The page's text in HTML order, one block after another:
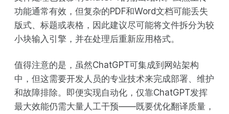
功能通常有效，但复杂的PDF和Word文档可能丢失
版式、标题或表格，因此建议尽可能将文件拆分为较
小块输入引擎，并在处理后重新应用格式。
值得注意的是，虽然ChatGPT可集成到网站架构
中，但这需要开发人员的专业技术来完成部署、维护
和故障排除。即便实现自动化，仅靠ChatGPT发挥
最大效能仍需大量人工干预——既要优化翻译质量，